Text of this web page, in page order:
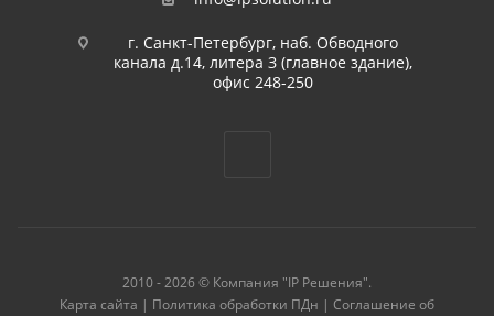
г. Санкт-Петербург, наб. Обводного
канала д.14, литера З (главное здание),
офис 248-250
2010 - 2026 © Компания "IP Решения".
Карта сайта | Политика обработки ПДн | Соглашение об